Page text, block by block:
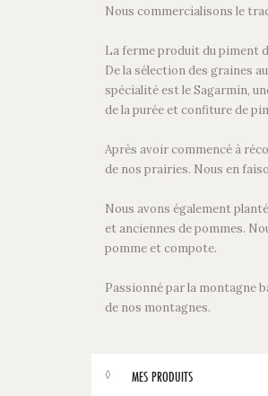
Nous commercialisons le
La ferme produit du piment
De la sélection des graines
spécialité est le Sagarmin,
de la purée et confiture de
Après avoir commencé à
de nos prairies. Nous en
Nous avons également
et anciennes de pommes.
pomme et compote.
Passionné par la montagne
de nos montagnes.
◊ MES PRODUITS